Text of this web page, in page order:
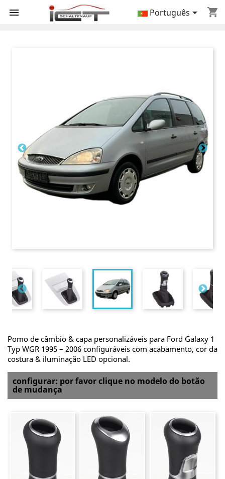
 shopping_cart
Português
Pomo de câmbio & capa personalizáveis para Ford Galaxy 1
Typ WGR 1995 – 2006 configuráveis com acabamento, cor da
costura & iluminação LED opcional.
configurar: por favor clique no modelo do botão
de mudança